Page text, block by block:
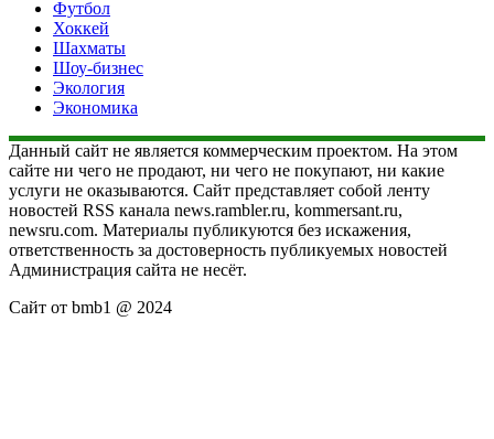
Футбол
Хоккей
Шахматы
Шоу-бизнес
Экология
Экономика
Данный сайт не является коммерческим проектом. На этом
сайте ни чего не продают, ни чего не покупают, ни какие
услуги не оказываются. Сайт представляет собой ленту
новостей RSS канала news.rambler.ru, kommersant.ru,
newsru.com. Материалы публикуются без искажения,
ответственность за достоверность публикуемых новостей
Администрация сайта не несёт.
Сайт от bmb1 @ 2024